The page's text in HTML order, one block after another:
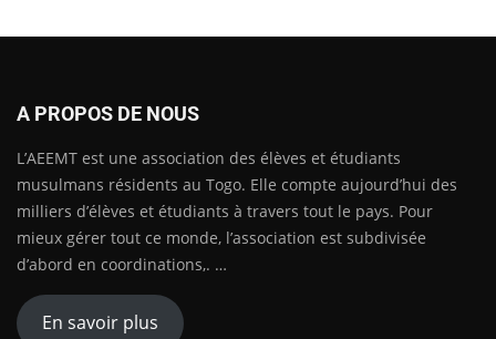
A PROPOS DE NOUS
L’AEEMT est une association des élèves et étudiants
musulmans résidents au Togo. Elle compte aujourd’hui des
milliers d’élèves et étudiants à travers tout le pays. Pour
mieux gérer tout ce monde, l’association est subdivisée
d’abord en coordinations,. …
En savoir plus